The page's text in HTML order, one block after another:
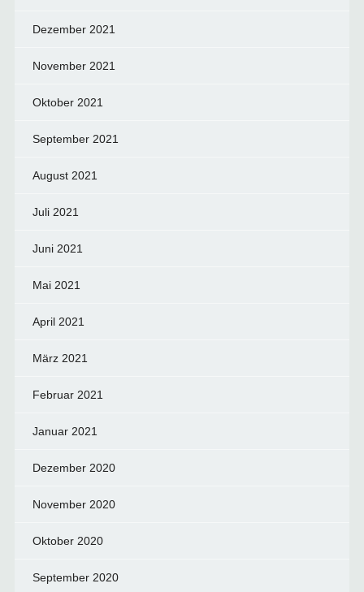
Dezember 2021
November 2021
Oktober 2021
September 2021
August 2021
Juli 2021
Juni 2021
Mai 2021
April 2021
März 2021
Februar 2021
Januar 2021
Dezember 2020
November 2020
Oktober 2020
September 2020